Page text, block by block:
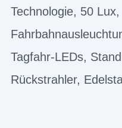
Technologie, 50
Tagfahr-LEDs,
Rückstrahler,